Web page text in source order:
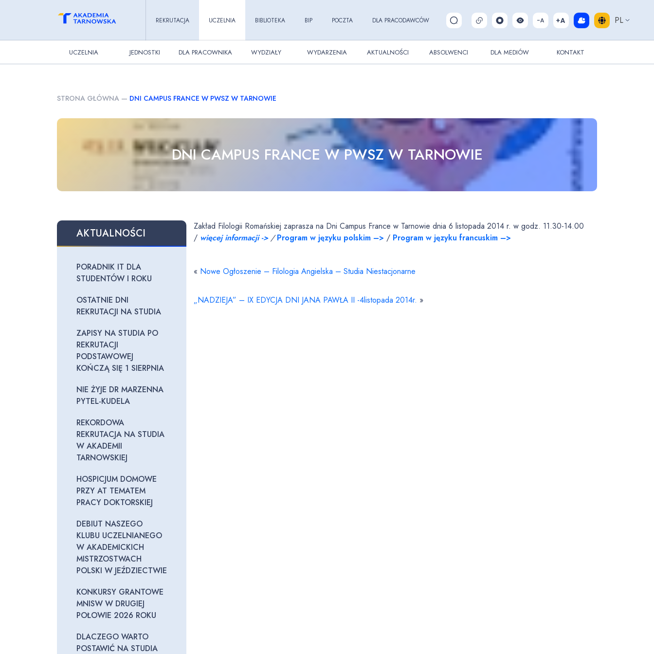
REKRUTACJA UCZELNIA BIBLIOTEKA BIP POCZTA DLA PRACODAWCÓW Pokaż/ukryj wyszukiwarkę PL
UCZELNIA JEDNOSTKI DLA PRACOWNIKA WYDZIAŁY WYDARZENIA AKTUALNOŚCI ABSOLWENCI DLA MEDIÓW KONTAKT
STRONA GŁÓWNA — DNI CAMPUS FRANCE W PWSZ W TARNOWIE
DNI CAMPUS FRANCE W PWSZ W TARNOWIE
AKTUALNOŚCI
PORADNIK IT DLA
STUDENTÓW I ROKU
OSTATNIE DNI
REKRUTACJI NA STUDIA
ZAPISY NA STUDIA PO
REKRUTACJI
PODSTAWOWEJ
KOŃCZĄ SIĘ 1 SIERPNIA
NIE ŻYJE DR MARZENNA
PYTEL-KUDELA
REKORDOWA
REKRUTACJA NA STUDIA
W AKADEMII
TARNOWSKIEJ
HOSPICJUM DOMOWE
PRZY AT TEMATEM
PRACY DOKTORSKIEJ
DEBIUT NASZEGO
KLUBU UCZELNIANEGO
W AKADEMICKICH
MISTRZOSTWACH
POLSKI W JEŹDZIECTWIE
KONKURSY GRANTOWE
MNISW W DRUGIEJ
POŁOWIE 2026 ROKU
DLACZEGO WARTO
POSTAWIĆ NA STUDIA
Zakład Filologii Romańskiej zaprasza na Dni Campus France w Tarnowie dnia 6 listopada 2014 r. w godz. 11.30-14.00
/ więcej informacji ->/Program w języku polskim –> / Program w języku francuskim –>
« Nowe Ogłoszenie – Filologia Angielska – Studia Niestacjonarne
„NADZIEJA” – IX EDYCJA DNI JANA PAWŁA II -4listopada 2014r. »